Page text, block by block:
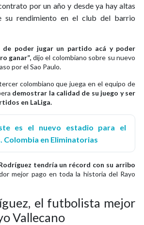
por un año y desde ya hay altas
su rendimiento en el club del barrio
de poder jugar un partido acá y poder
ganar”, dijo el colombiano sobre su nuevo
por el Sao Paulo.
colombiano que juega en el equipo de
demostrar la calidad de su juego y ser
en LaLiga.
es el nuevo estadio para el
Colombia en Eliminatorias
tendría un récord con su arribo
mejor pago en toda la historia del Rayo
el futbolista mejor
Vallecano